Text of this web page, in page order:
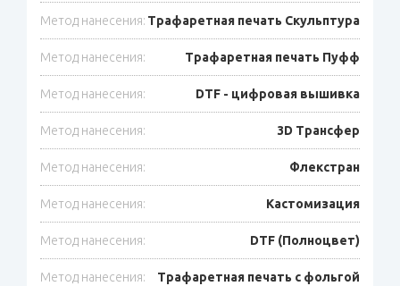
Метод нанесения: Трафаретная печать Скульптура
Метод нанесения: Трафаретная печать Пуфф
Метод нанесения: DTF - цифровая вышивка
Метод нанесения: 3D Трансфер
Метод нанесения: Флекстран
Метод нанесения: Кастомизация
Метод нанесения: DTF (Полноцвет)
Метод нанесения: Трафаретная печать с фольгой